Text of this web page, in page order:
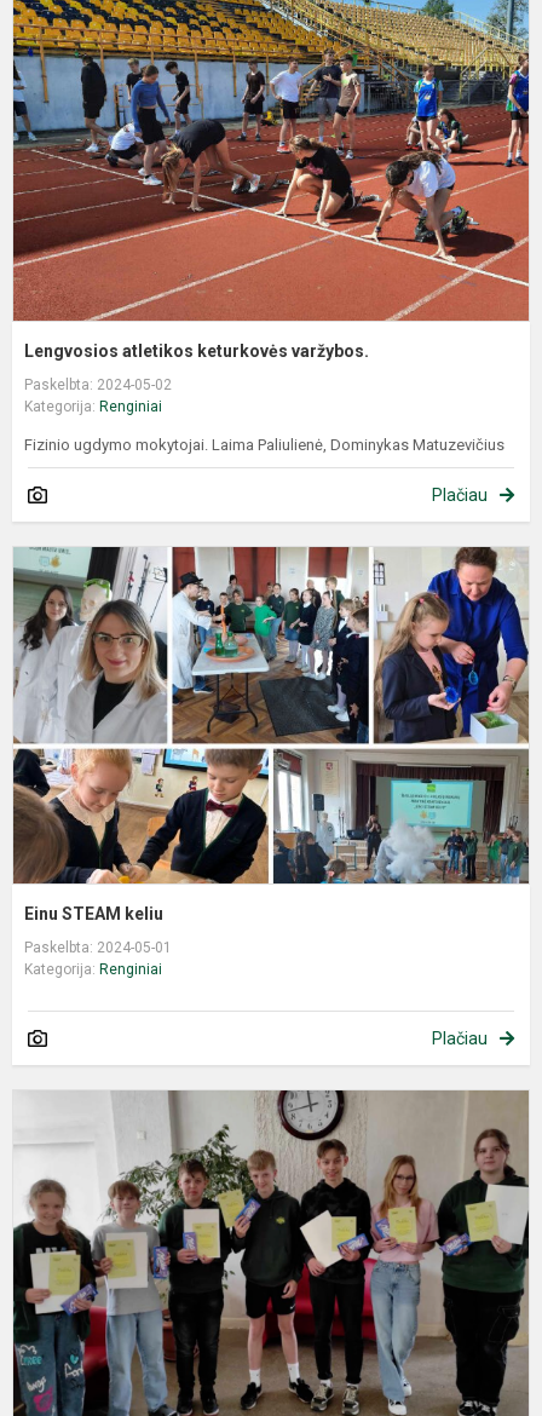
Lengvosios atletikos keturkovės varžybos.
Paskelbta: 2024-05-02
Kategorija: Renginiai
Fizinio ugdymo mokytojai. Laima Paliulienė, Dominykas Matuzevičius
Plačiau
Einu STEAM keliu
Paskelbta: 2024-05-01
Kategorija: Renginiai
Plačiau